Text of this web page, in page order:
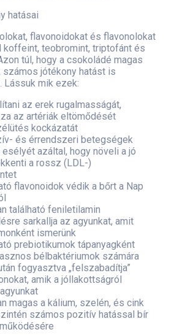
hatásai
flavonoidokat és flavonolokat
koffeint, teobromint, triptofánt és
túl, hogy a csokoládé magas
jótékony hatást is
Lássuk mik ezek:
az erek rugalmasságát,
az artériák eltömődését
kockázatát
és érrendszeri betegségek
azáltal, hogy növeli a jó
a rossz (LDL-)
flavonoidok védik a bőrt a Nap
található feniletilamin
sarkallja az agyunkat, amit
ismerünk
prebiotikumok tápanyagként
bélbaktériumok számára
fogyasztva „felszabadítja”
amik a jóllakottságról
magas a kálium, szelén, és cink
számos pozitív hatással bír